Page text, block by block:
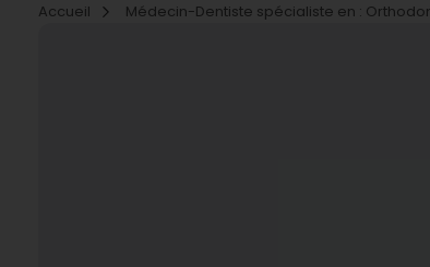
Accueil
Médecin-Dentiste spécialiste en :